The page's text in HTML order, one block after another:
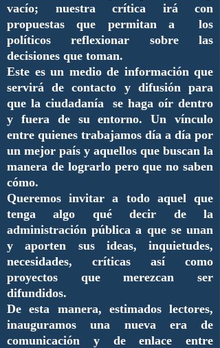
vacío; nuestra crítica irá con
propuestas que permitan a los
políticos reflexionar sobre las
decisiones que toman.
Este es un medio de información que
servirá de contacto y difusión para
que la ciudadanía se haga oír dentro
y fuera de su entorno. Un vínculo
entre quienes trabajamos día a día por
un mejor país y aquellos que buscan la
manera de lograrlo pero que no saben
cómo.
Queremos invitar a todo aquel que
tenga algo qué decir de la
administración pública a que se unan
y aporten sus ideas, inquietudes,
necesidades, críticas así como
proyectos que merezcan ser
difundidos.
De esta manera, estimados lectores,
inauguramos una nueva era de
comunicación y de enlace entre